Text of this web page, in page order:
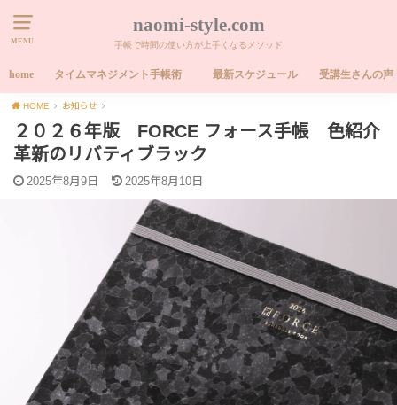
MENU
naomi-style.com
手帳で時間の使い方が上手くなるメソッド
home タイムマネジメント手帳術 最新スケジュール 受講生さんの声
HOME お知らせ
２０２６年版 FORCE フォース手帳 色紹介
革新のリバティブラック
2025年8月9日 2025年8月10日